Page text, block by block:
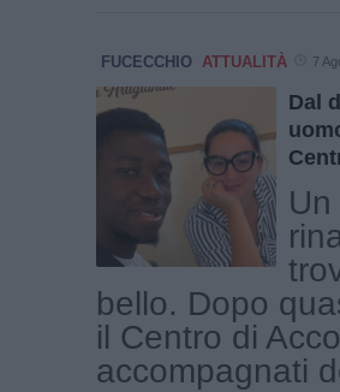
FUCECCHIO ATTUALITÀ 7
Dal
bello. Dopo
il Centro di
accompagnati